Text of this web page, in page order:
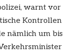
warnt vor
Kontrollen
nämlich um bis